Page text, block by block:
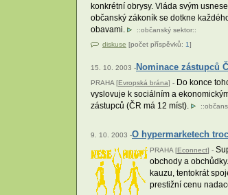
konkrétní obrysy. Vláda svým
občanský zákoník se dotkne
obavami.
::občanský sektor::
diskuse [počet příspěvků: 1]
15. 10. 2003 -Nominace zástupců
PRAHA [Evropská brána] - Do konce
vyslovuje k sociálním a
zástupců (ČR má 12 míst).
::
9. 10. 2003 -O hypermarketech
PRAHA [Econnect] -
obchody a
kauzu, tentokrát
prestižní cenu